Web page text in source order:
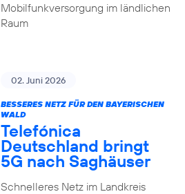
Mobilfunkversorgung im ländlichen
Raum
02. Juni 2026
BESSERES NETZ FÜR DEN BAYERISCHEN
WALD
Telefónica
Deutschland bringt
5G nach Saghäuser
Schnelleres Netz im Landkreis